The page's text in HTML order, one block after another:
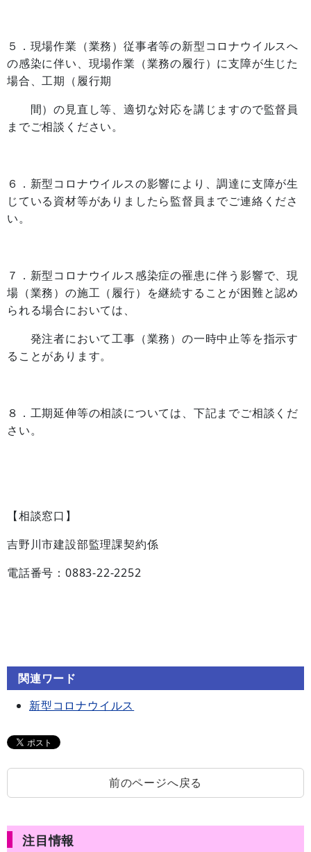
５．現場作業（業務）従事者等の新型コロナウイルスへ
の感染に伴い、現場作業（業務の履行）に支障が生じた
場合、工期（履行期
間）の見直し等、適切な対応を講じますので監督員
までご相談ください。
６．新型コロナウイルスの影響により、調達に支障が生
じている資材等がありましたら監督員までご連絡くださ
い。
７．新型コロナウイルス感染症の罹患に伴う影響で、現
場（業務）の施工（履行）を継続することが困難と認め
られる場合においては、
発注者において工事（業務）の一時中止等を指示す
ることがあります。
８．工期延伸等の相談については、下記までご相談くだ
さい。
【相談窓口】
吉野川市建設部監理課契約係
電話番号：0883-22-2252
関連ワード
新型コロナウイルス
前のページへ戻る
注目情報